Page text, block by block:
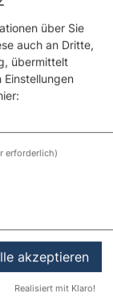
über Sie
auch an Dritte,
übermittelt
Einstellungen
erforderlich)
akzeptieren
Realisiert mit Klaro!